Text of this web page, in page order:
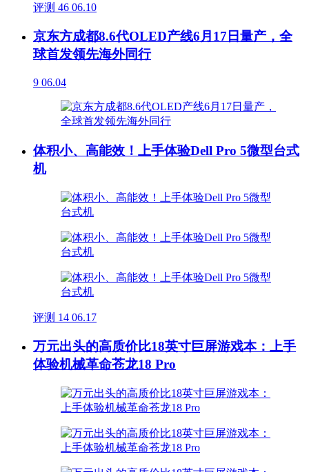
评测 46 06.10
京东方成都8.6代OLED产线6月17日量产，全
球首发领先海外同行
9 06.04
体积小、高能效！上手体验Dell Pro 5微型台式
机
评测 14 06.17
万元出头的高质价比18英寸巨屏游戏本：上手
体验机械革命苍龙18 Pro